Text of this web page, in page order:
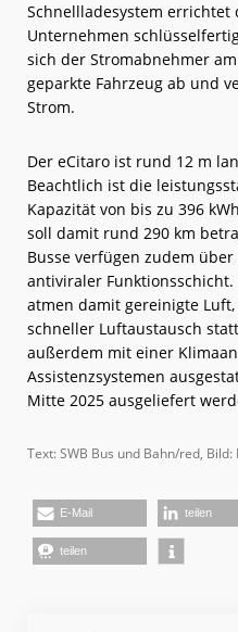
Schnellladesystem errichtet
Unternehmen
sich der Stromabnehmer
geparkte Fahrzeug ab und
Strom.
Der eCitaro ist rund 12 m
Beachtlich ist die
Kapazität von bis zu 396
soll damit rund 290 km
Busse verfügen zudem
antiviraler
atmen damit gereinigte
schneller Luftaustausch
außerdem mit einer
Assistenzsystemen
Mitte 2025 ausgeliefert
Text: SWB Bus und Bahn/red,
E-Mail teilen
teilen